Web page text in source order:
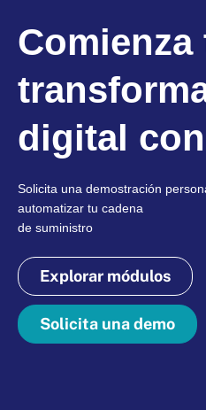
Comienza
digital
Solicita una demostración
automatizar tu cadena
de suministro
Explorar módulos
Solicita una demo